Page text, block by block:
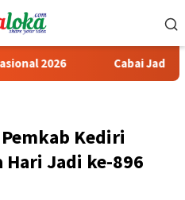
Cabai Jadi Fokus
Kediri
Jadi ke-896